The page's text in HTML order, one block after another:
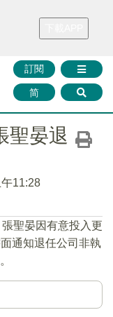
財華證券 媒體矩陣
訂閱
简
聖晏退
11:28
聖晏因有意投入更
通知退任公司非執